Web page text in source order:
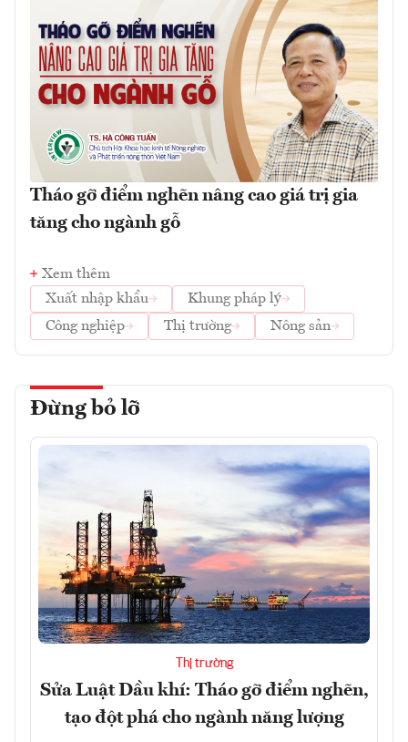
Tháo gỡ điểm nghẽn nâng cao giá trị gia
tăng cho ngành gỗ
Xem thêm
Xuất nhập khẩu
Khung pháp lý
Công nghiệp
Thị trường Nông sản
Đừng bỏ lỡ
Thị trường
Sửa Luật Dầu khí: Tháo gỡ điểm nghẽn,
tạo đột phá cho ngành năng lượng